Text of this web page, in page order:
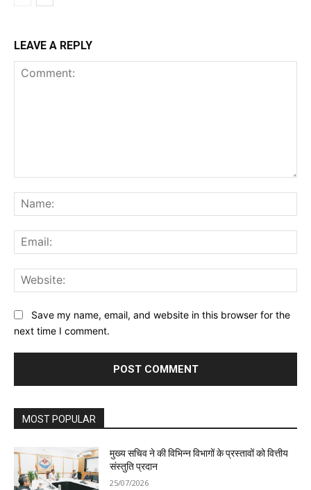
LEAVE A REPLY
Save my name, email, and website in this browser for the
next time I comment.
MOST POPULAR
मुख्य सचिव ने की विभिन्न विभागों के प्रस्तावों को वित्तीय
संस्तुति प्रदान
25/07/2026